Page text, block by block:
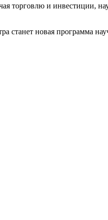
торговлю и инвестиции,
станет новая программа